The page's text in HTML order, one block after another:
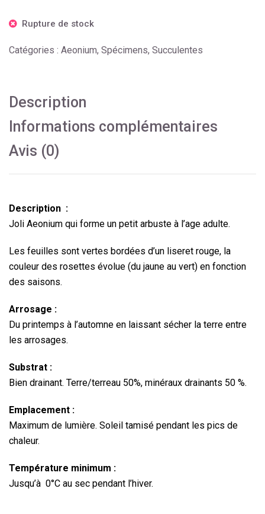
Rupture de stock
Catégories : Aeonium, Spécimens, Succulentes
Description
Informations complémentaires
Avis (0)
Description :
Joli Aeonium qui forme un petit arbuste à l’age adulte.
Les feuilles sont vertes bordées d’un liseret rouge, la
couleur des rosettes évolue (du jaune au vert) en fonction
des saisons.
Arrosage :
Du printemps à l’automne en laissant sécher la terre entre
les arrosages.
Substrat :
Bien drainant. Terre/terreau 50%, minéraux drainants 50 %.
Emplacement :
Maximum de lumière. Soleil tamisé pendant les pics de
chaleur.
Température minimum :
Jusqu’à 0°C au sec pendant l’hiver.